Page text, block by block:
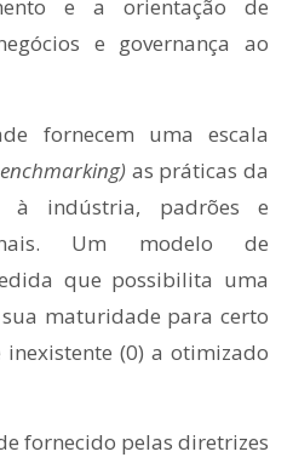
e a orientação de
e governança ao
fornecem uma escala
as práticas da
à indústria, padrões e
Um modelo de
que possibilita uma
maturidade para certo
inexistente (0) a otimizado
fornecido pelas diretrizes